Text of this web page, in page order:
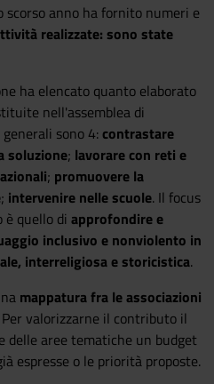
anno ha fornito numeri e
realizzate: sono state
ha elencato quanto elaborato
nell'assemblea di
sono 4:contrastare
soluzione; lavorare con reti e
; promuovere la
; intervenire nelle scuole. Il focus
è quello di approfondire e
inclusivo e nonviolento in
interreligiosa e storicistica.
mappatura fra le associazioni
Per valorizzarne il contributo il
delle aree tematiche un budget
espresse o le priorità proposte.